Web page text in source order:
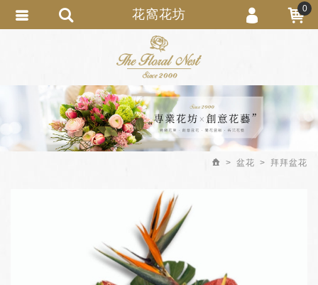
盆花 拜拜盆花
花窩花坊 0
會員登入
會員註冊
忘記密碼
訂單查詢
追蹤清單
繁體中文